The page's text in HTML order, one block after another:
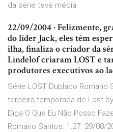
da série teve média
22/09/2004 · Felizmente,
do líder Jack, eles têm
ilha, finaliza o criador da
Lindelof criaram LOST e
produtores executivos ao
Série LOST Dublado Romário
terceira temporada de Lost
Diga O Que Eu Não Posso
Romário Santos. 1:27. 29/08/